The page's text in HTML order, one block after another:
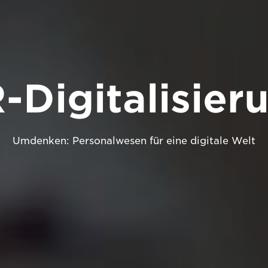
Umdenken: Personalwesen für eine digitale Welt